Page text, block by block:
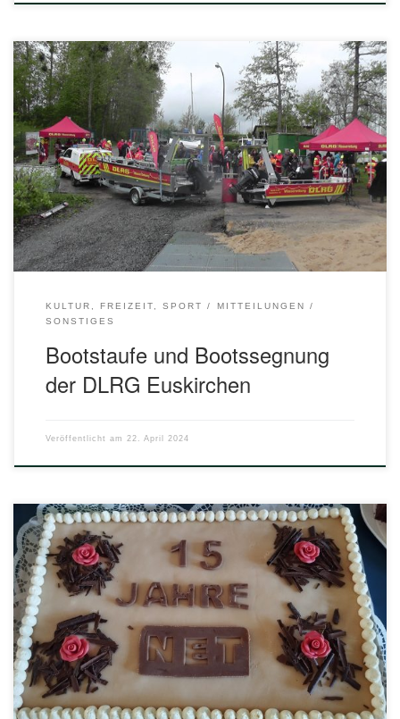
Am 21. April nahm die UWV Euskirchen an der feierlichen
Taufe und Segnung der beiden neuen DLRG-Boote
„Herbert“ und „Hope“ am Zülpicher See teil. Gemeinsam mit
Sponsoren, Vertretern der lokalen Politik, Delegationen
befreundeter Hilfsorganisationen (Feuerwehr, Malteser,
THW, DRK-Wasserwacht und Nachbargliederungen der
DLRG) erlebten wir, wie „Herbert“ durch die Frau des […]
KULTUR, FREIZEIT, SPORT
MITTEILUNGEN
SONSTIGES
Bootstaufe und Bootssegnung
der DLRG Euskirchen
Veröffentlicht am 22. April 2024
Die UWV Euskirchen nahm an der Feierstunde „15 Jahre
NeT“ in der alten Tuchfabrik in Euenheim teil. Anlässlich
ihres 15-jährigen Bestehens gaben der Vorsitzende der
Gesellschafterversammlung der Nordeifel Tourismus GmbH
(NeT), Landrat Markus Ramers, und die Geschäftsführung
um Iris Poth und Patrick Schmidder einen Rückblick auf 15
Jahre NeT und einen Ausblick […]